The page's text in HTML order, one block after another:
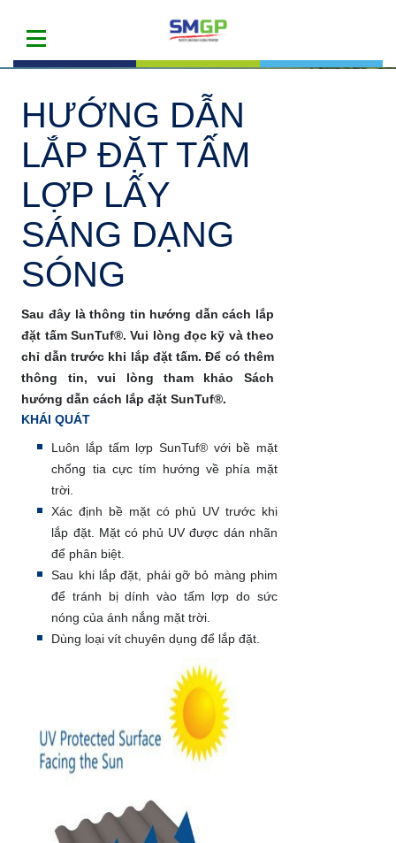
HƯỚNG DẪN
LẮP ĐẶT TẤM
LỢP LẤY
SÁNG DẠNG
SÓNG
Sau đây là thông tin hướng dẫn cách lắp
đặt tấm SunTuf®. Vui lòng đọc kỹ và theo
chỉ dẫn trước khi lắp đặt tấm. Để có thêm
thông tin, vui lòng tham khảo Sách
hướng dẫn cách lắp đặt SunTuf®.
KHÁI QUÁT
Luôn lắp tấm lợp SunTuf® với bề mặt
chống tia cực tím hướng về phía mặt
trời.
Xác định bề mặt có phủ UV trước khi
lắp đặt. Mặt có phủ UV được dán nhãn
để phân biệt.
Sau khi lắp đặt, phải gỡ bỏ màng phim
để tránh bị dính vào tấm lợp do sức
nóng của ánh nắng mặt trời.
Dùng loại vít chuyên dụng để lắp đặt.